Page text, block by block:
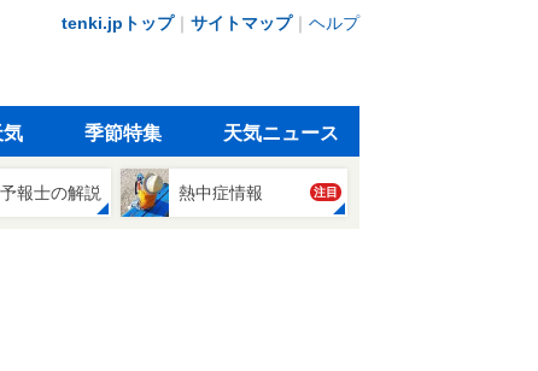
tenki.jpトップ｜ サイトマップ｜ ヘルプ
気 季節特集 天気ニュース
報士の解説 熱中症情報 注目